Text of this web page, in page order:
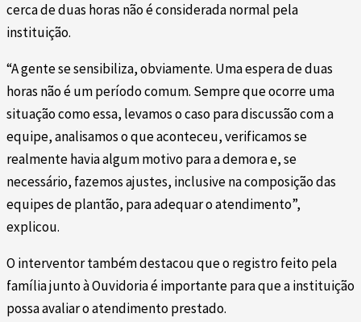
cerca de duas horas não é considerada normal pela
instituição.
“A gente se sensibiliza, obviamente. Uma espera de duas
horas não é um período comum. Sempre que ocorre uma
situação como essa, levamos o caso para discussão com a
equipe, analisamos o que aconteceu, verificamos se
realmente havia algum motivo para a demora e, se
necessário, fazemos ajustes, inclusive na composição das
equipes de plantão, para adequar o atendimento”,
explicou.
O interventor também destacou que o registro feito pela
família junto à Ouvidoria é importante para que a instituição
possa avaliar o atendimento prestado.